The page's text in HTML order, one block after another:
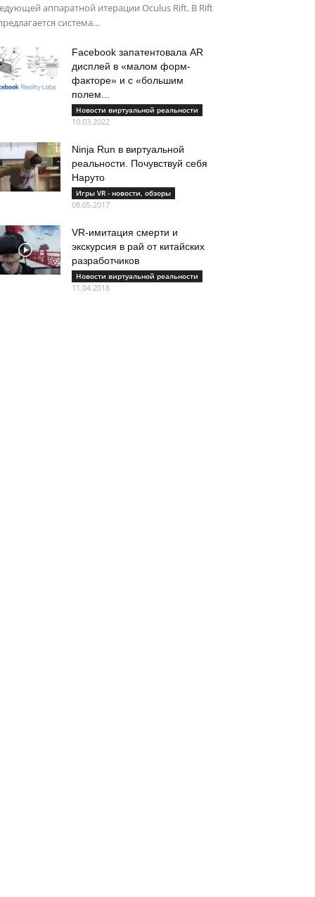
аппаратной итерации Oculus Rift. В Rift
система...
Facebook запатентовала AR
дисплей в «малом форм-
факторе» и с «большим
полем...
Новости виртуальной реальности
10.03.2022
Ninja Run в виртуальной
реальности. Почувствуй себя
Наруто
Игры VR - новости, обзоры
08.05.2017
VR-имитация смерти и
экскурсия в рай от китайских
разработчиков
Новости виртуальной реальности
11.04.2018